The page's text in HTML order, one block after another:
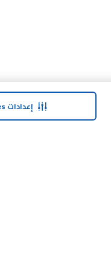
إعدادات Cookies